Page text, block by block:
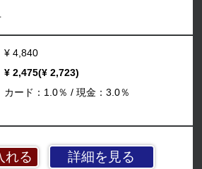
詳細を見る
¥ 4,840
¥ 2,475(¥ 2,723)
カード：1.0％ / 現金：3.0％